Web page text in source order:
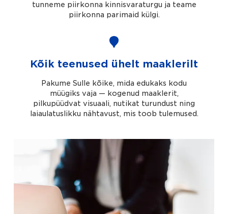
tunneme piirkonna kinnisvaraturgu ja teame
piirkonna parimaid külgi.
Kõik teenused ühelt maaklerilt
Pakume Sulle kõike, mida edukaks kodu
müügiks vaja — kogenud maaklerit,
pilkupüüdvat visuaali, nutikat turundust ning
laiaulatuslikku nähtavust, mis toob tulemused.